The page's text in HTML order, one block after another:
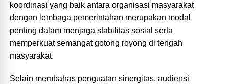
koordinasi yang baik antara organisasi masyarakat
dengan lembaga pemerintahan merupakan modal
penting dalam menjaga stabilitas sosial serta
memperkuat semangat gotong royong di tengah
masyarakat.
Selain membahas penguatan sinergitas, audiensi